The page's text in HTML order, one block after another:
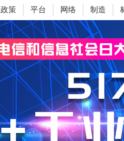
政策 平台 网络 制造